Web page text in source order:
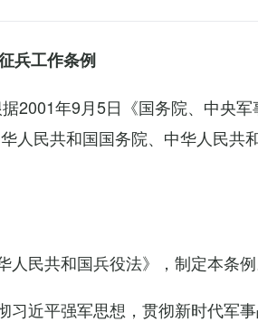
兵工作条例
2001年9月5日《国务院、中央
人民共和国国务院、中华人民共
民共和国兵役法》，制定本条例
近平强军思想，贯彻新时代军